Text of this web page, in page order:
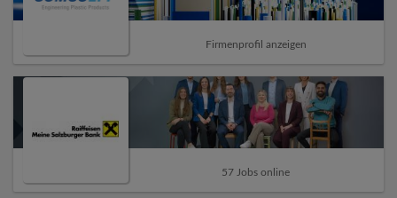
Firmenprofil anzeigen
57 Jobs online